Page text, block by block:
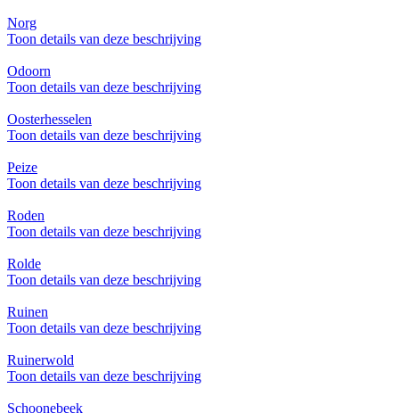
Norg
Toon details van deze beschrijving
Odoorn
Toon details van deze beschrijving
Oosterhesselen
Toon details van deze beschrijving
Peize
Toon details van deze beschrijving
Roden
Toon details van deze beschrijving
Rolde
Toon details van deze beschrijving
Ruinen
Toon details van deze beschrijving
Ruinerwold
Toon details van deze beschrijving
Schoonebeek